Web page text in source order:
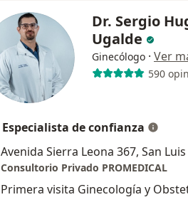
Dr. Sergio
Ugalde
Ginecólogo · Ver
590
Especialista de confianza
Avenida Sierra Leona 367, San
Consultorio Privado PROMEDICAL
Primera visita Ginecología y